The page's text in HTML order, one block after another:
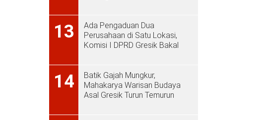
13
Ada Pengaduan Dua
Perusahaan di Satu Lokasi,
Komisi I DPRD Gresik Bakal
14
Batik Gajah Mungkur,
Mahakarya Warisan Budaya
Asal Gresik Turun Temurun